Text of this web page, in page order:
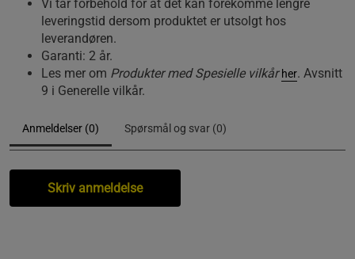
Vi tar forbehold for at det kan forekomme lengre
leveringstid dersom produktet er utsolgt hos
leverandøren.
Garanti: 2 år.
Les mer om Produkter med Spesielle vilkår her. Avsnitt
9 i Generelle vilkår.
Anmeldelser (0) Spørsmål og svar (0)
Skriv anmeldelse